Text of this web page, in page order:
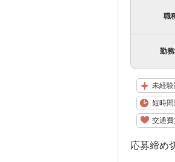
職
勤
未経験
短時
交通
応募締め